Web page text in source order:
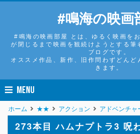
#鳴海の映画
#鳴海の映画部屋 とは、ゆるく映画を
が閉じるまで映画を観続けようとする筆
ブログです。
オススメ作品、新作、旧作問わずどんど
きます。
MENU
ホーム ★★ アクション アドベンチャ
273本目 ハムナプトラ3 呪